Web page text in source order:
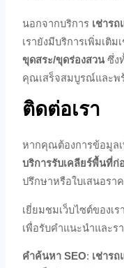
นอกจากบริการ เช่ารถ
เรายังมีบริการเพิ่มเติม
ขุดสระ/ขุดร่องสวนซึ่ง
คุณเสร็จสมบูรณ์และพ
ติดต่อเรา
หากคุณต้องการข้อมูลเ
บริการรับเคลียร์พื้นที่ก่
ปรึกษาหรือใบเสนอรา
เยี่ยมชมเว็บไซต์ของเร
เพื่อรับคำแนะนำและร
คำค้นหา SEO: เช่ารถ